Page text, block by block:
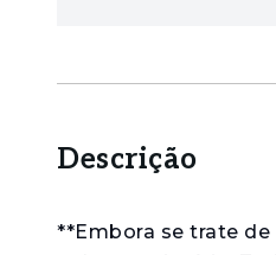
Descrição
**Embora se trate